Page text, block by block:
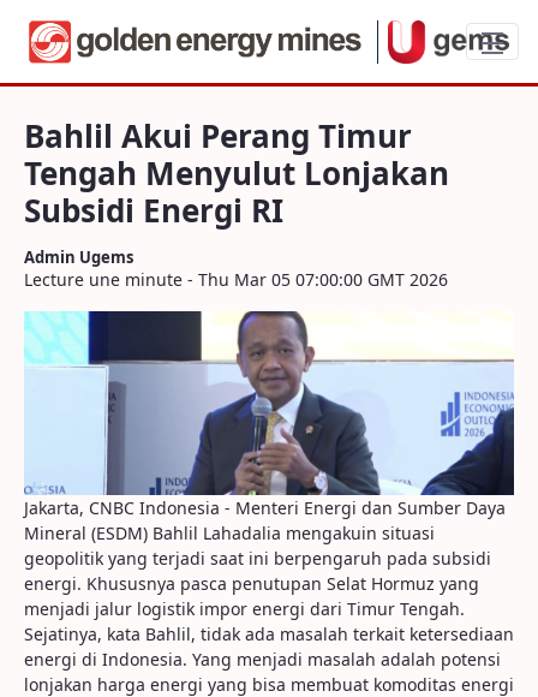
Bahlil Akui Perang Timur Tengah
Bahlil Akui Perang Timur
Tengah Menyulut Lonjakan
Subsidi Energi RI
Admin Ugems
Lecture une minute - Thu Mar 05 07:00:00 GMT 2026
Jakarta, CNBC Indonesia - Menteri Energi dan Sumber Daya
Mineral (ESDM) Bahlil Lahadalia mengakuin situasi
geopolitik yang terjadi saat ini berpengaruh pada subsidi
energi. Khususnya pasca penutupan Selat Hormuz yang
menjadi jalur logistik impor energi dari Timur Tengah.
Sejatinya, kata Bahlil, tidak ada masalah terkait ketersediaan
energi di Indonesia. Yang menjadi masalah adalah potensi
lonjakan harga energi yang bisa membuat komoditas energi